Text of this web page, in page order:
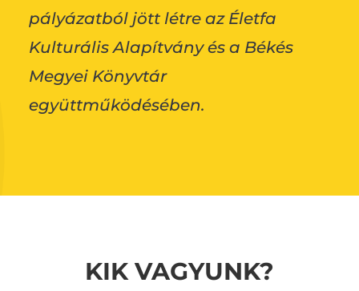
pályázatból jött létre az Életfa
Kulturális Alapítvány és a Békés
Megyei Könyvtár
együttműködésében.
KIK VAGYUNK?